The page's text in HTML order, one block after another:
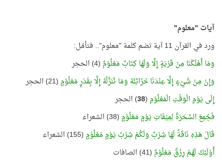
آيات "معلوم"
ورد في القرآن 11 آية تضم كلمة "معلوم".. فتأمّل:
وَمَا أَهْلَكْنَا مِنْ قَرْيَةٍ إِلَّا وَلَهَا كِتَابٌ مَعْلُوْمٌ (4) الحجر
وَإِنْ مِنْ شَيْءٍ إِلَّا عِنْدَنَا خَزَائِنُهُ وَمَا نُنَزِّلُهُ إِلَّا بِقَدَرٍ مَعْلُوْمٍ (21) الحجر
إِلَى يَوْمِ الْوَقْتِ الْمَعْلُوْمِ (
38) الحجر
فَجُمِعَ السَّحَرَةُ لِمِيْقَاتِ يَوْمٍ مَعْلُوْمٍ (38) الشعراء
قَالَ هَذِهِ نَاقَةٌ لَهَا شِرْبٌ وَلَكُمْ شِرْبُ يَوْمٍ مَعْلُوْمٍ (155) الشعراء
أُوْلَئِكَ لَهُمْ رِزْقٌ مَعْلُوْمٌ (41) الصافات